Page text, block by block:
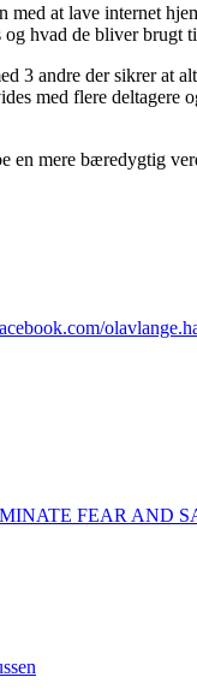
at lave internet
og hvad de bliver brugt
3 andre der sikrer
med flere deltagere
en mere bæredygtig
FEAR AND